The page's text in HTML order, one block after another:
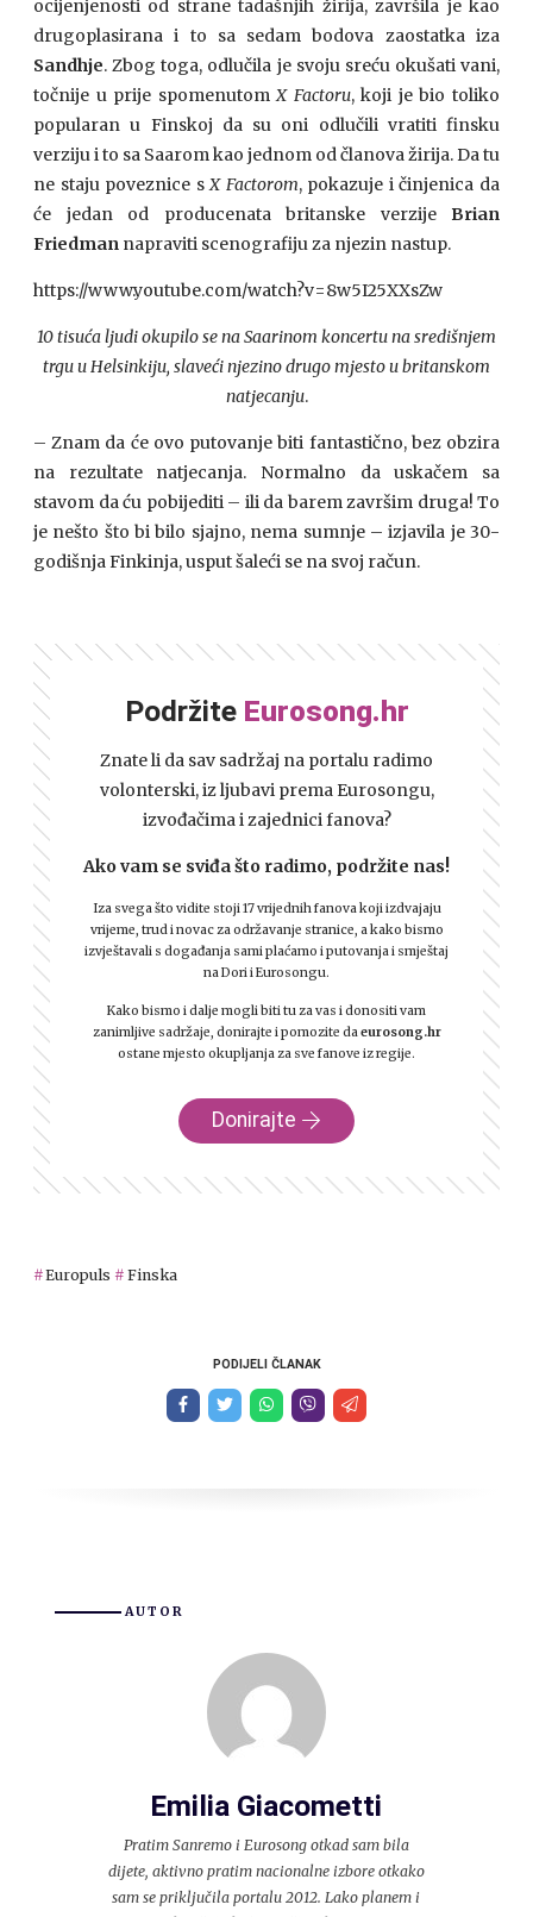
ocijenjenosti od strane tadašnjih žirija, završila je kao
drugoplasirana i to sa sedam bodova zaostatka iza
Sandhje. Zbog toga, odlučila je svoju sreću okušati vani,
točnije u prije spomenutom X Factoru, koji je bio toliko
popularan u Finskoj da su oni odlučili vratiti finsku
verziju i to sa Saarom kao jednom od članova žirija. Da tu
ne staju poveznice s X Factorom, pokazuje i činjenica da
će jedan od producenata britanske verzije Brian
Friedman napraviti scenografiju za njezin nastup.
https://www.youtube.com/watch?v=8w5I25XXsZw
10 tisuća ljudi okupilo se na Saarinom koncertu na središnjem
trgu u Helsinkiju, slaveći njezino drugo mjesto u britanskom
natjecanju.
– Znam da će ovo putovanje biti fantastično, bez obzira
na rezultate natjecanja. Normalno da uskačem sa
stavom da ću pobijediti – ili da barem završim druga! To
je nešto što bi bilo sjajno, nema sumnje – izjavila je 30-
godišnja Finkinja, usput šaleći se na svoj račun.
Podržite Eurosong.hr
Znate li da sav sadržaj na portalu radimo
volonterski, iz ljubavi prema Eurosongu,
izvođačima i zajednici fanova?
Ako vam se sviđa što radimo, podržite nas!
Iza svega što vidite stoji 17 vrijednih fanova koji izdvajaju
vrijeme, trud i novac za održavanje stranice, a kako bismo
izvještavali s događanja sami plaćamo i putovanja i smještaj
na Dori i Eurosongu.
Kako bismo i dalje mogli biti tu za vas i donositi vam
zanimljive sadržaje, donirajte i pomozite da eurosong.hr
ostane mjesto okupljanja za sve fanove iz regije.
Donirajte
Europuls Finska
PODIJELI ČLANAK
AUTOR
Emilia Giacometti
Pratim Sanremo i Eurosong otkad sam bila
dijete, aktivno pratim nacionalne izbore otkako
sam se priključila portalu 2012. Lako planem i